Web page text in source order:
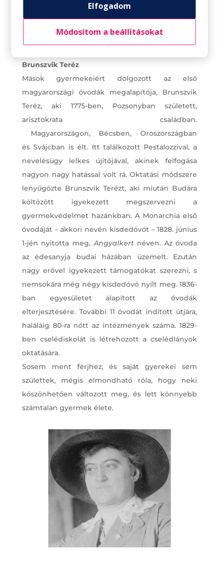
Brunszvik Teréz
Mások gyermekeiért dolgozott az első
magyarországi óvodák megalapítója, Brunszvik
Teréz, aki 1775-ben, Pozsonyban született,
arisztokrata családban.
Magyarországon, Bécsben, Oroszországban
és Svájcban is élt. Itt találkozott Pestalozzival, a
nevelésügy lelkes újítójával, akinek felfogása
nagyon nagy hatással volt rá. Oktatási módszere
lenyűgözte Brunszvik Terézt, aki miután Budára
költözött igyekezett megszervezni a
gyermekvédelmet hazánkban. A Monarchia első
óvodáját – akkori nevén kisdedóvót – 1828. június
1-jén nyitotta meg, Angyalkertnéven. Az óvoda
az édesanyja budai házában üzemelt. Ezután
nagy erővel igyekezett támogatókat szerezni, s
nemsokára még négy kisdedóvó nyílt meg. 1836-
ban egyesületet alapított az óvodák
elterjesztésére. További 11 óvodát indított útjára,
haláláig 80-ra nőtt az intézmények száma. 1829-
ben cselédiskolát is létrehozott a cselédlányok
oktatására.
Sosem ment férjhez, és saját gyerekei sem
születtek, mégis elmondható róla, hogy neki
köszönhetően változott meg, és lett könnyebb
számtalan gyermek élete.
Elfogadom
Módosítom a beállításokat